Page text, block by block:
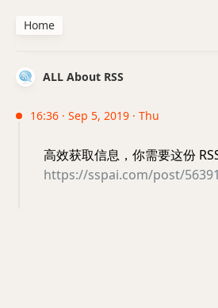
ALL About RSS
16:36 · Sep 5, 2019 · Thu
高效获取信息，你需要这份
https://sspai.com/post/56391
Home